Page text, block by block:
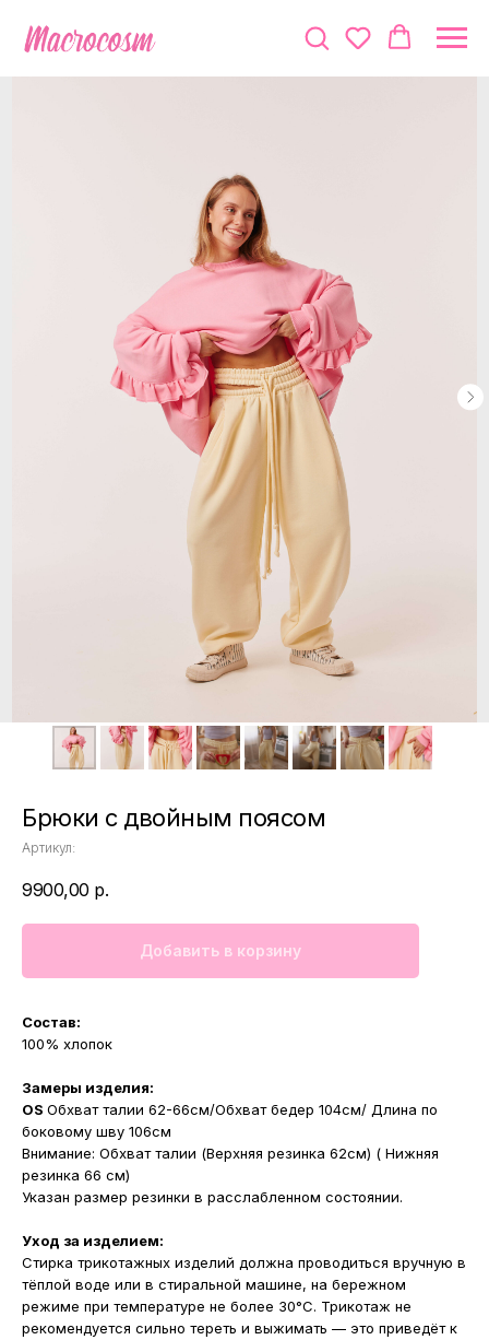
Брюки с двойным поясом
Артикул:
9900,00 р.
Добавить в корзину
Состав:
100% хлопок
Замеры изделия:
OS Обхват талии 62-66см/Обхват бедер 104см/ Длина по
боковому шву 106см
Внимание: Обхват талии (Верхняя резинка 62см) ( Нижняя
резинка 66 см)
Указан размер резинки в расслабленном состоянии.
Уход за изделием:
Стирка трикотажных изделий должна проводиться вручную в
тёплой воде или в стиральной машине, на бережном
режиме при температуре не более 30°С. Трикотаж не
рекомендуется сильно тереть и выжимать — это приведёт к